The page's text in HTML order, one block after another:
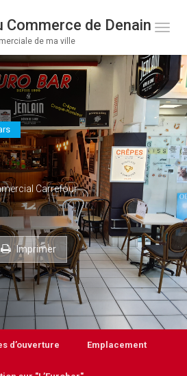
Commerce de Denain
de ma ville
Toge
Carrefour
Imprimer
d’ouverture Emplacement